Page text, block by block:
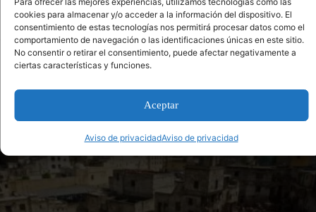
cookies para almacenar y/o acceder a la información del dispositivo. El
consentimiento de estas tecnologías nos permitirá procesar datos como el
comportamiento de navegación o las identificaciones únicas en este sitio.
No consentir o retirar el consentimiento, puede afectar negativamente a
ciertas características y funciones.
Aceptar
Aviso de privacidadAviso de privacidad
Mas información sobre destinos
turísticos que te puede interesar